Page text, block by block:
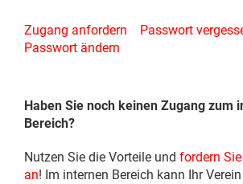
Zugang anfordern
Passwort
Passwort ändern
Haben Sie noch keinen Zugang zum
Bereich?
Nutzen Sie die Vorteile und fordern
an! Im internen Bereich kann Ihr